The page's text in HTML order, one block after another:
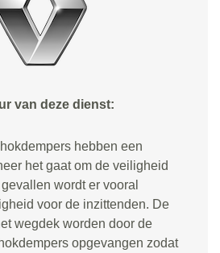
van deze dienst:
hebben een
het gaat om de veiligheid
wordt er vooral
voor de inzittenden. De
wegdek worden door de
opgevangen zodat